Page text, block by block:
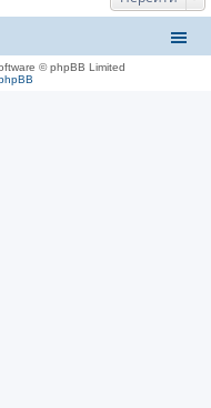
© phpBB Limited